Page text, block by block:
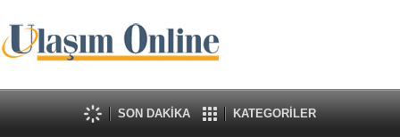
SON DAKİKA KATEGORİLER